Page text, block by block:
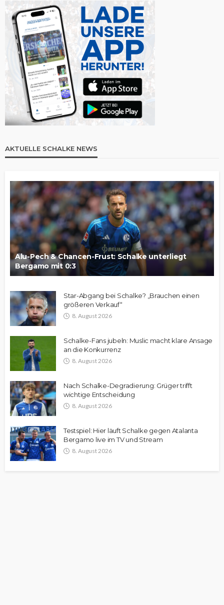
AKTUELLE SCHALKE NEWS
Alu-Pech & Chancen-Frust: Schalke unterliegt
Bergamo mit 0:3
Star-Abgang bei Schalke? „Brauchen einen
größeren Verkauf“
8. August 2026
Schalke-Fans jubeln: Muslic macht klare Ansage
an die Konkurrenz
8. August 2026
Nach Schalke-Degradierung: Grüger trifft
wichtige Entscheidung
8. August 2026
Testspiel: Hier läuft Schalke gegen Atalanta
Bergamo live im TV und Stream
8. August 2026